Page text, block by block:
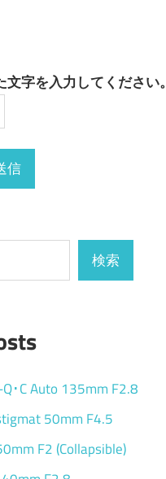
字を入力してください。
検索
Q･C Auto 135mm F2.8
50mm F4.5
F2 (Collapsible)